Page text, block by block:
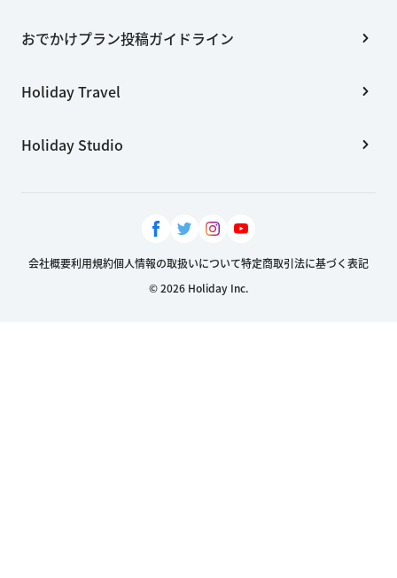
おでかけプラン投稿ガイドライン
Holiday Travel
Holiday Studio
会社概要利用規約個人情報の取扱いについて特定商取引法に基づく表記
© 2026 Holiday Inc.